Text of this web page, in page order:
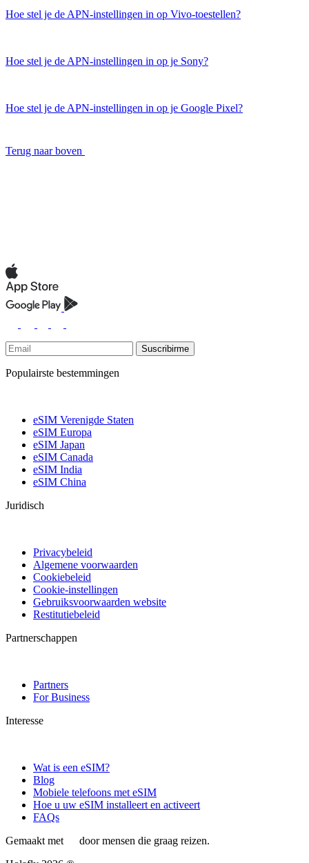
Hoe stel je de APN-instellingen in op Vivo-toestellen?
Hoe stel je de APN-instellingen in op je Sony?
Hoe stel je de APN-instellingen in op je Google Pixel?
Terug naar boven
Suscribirme
Populairste bestemmingen
eSIM Verenigde Staten
eSIM Europa
eSIM Japan
eSIM Canada
eSIM India
eSIM China
Juridisch
Privacybeleid
Algemene voorwaarden
Cookiebeleid
Cookie-instellingen
Gebruiksvoorwaarden website
Restitutiebeleid
Partnerschappen
Partners
For Business
Interesse
Wat is een eSIM?
Blog
Mobiele telefoons met eSIM
Hoe u uw eSIM installeert en activeert
FAQs
Gemaakt met
door mensen die graag reizen.